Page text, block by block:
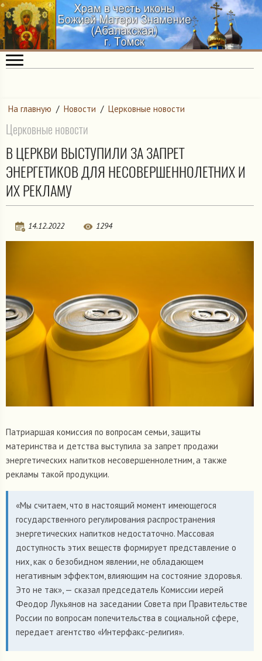
На главную / Новости / Церковные новости
Церковные новости
В ЦЕРКВИ ВЫСТУПИЛИ ЗА ЗАПРЕТ
ЭНЕРГЕТИКОВ ДЛЯ НЕСОВЕРШЕННОЛЕТНИХ И
ИХ РЕКЛАМУ
14.12.2022 1294
Патриаршая комиссия по вопросам семьи, защиты
материнства и детства выступила за запрет продажи
энергетических напитков несовершеннолетним, а также
рекламы такой продукции.
«Мы считаем, что в настоящий момент имеющегося
государственного регулирования распространения
энергетических напитков недостаточно. Массовая
доступность этих веществ формирует представление о
них, как о безобидном явлении, не обладающем
негативным эффектом, влияющим на состояние здоровья.
Это не так», — сказал председатель Комиссии иерей
Феодор Лукьянов на заседании Совета при Правительстве
России по вопросам попечительства в социальной сфере,
передает агентство «Интерфакс-религия».